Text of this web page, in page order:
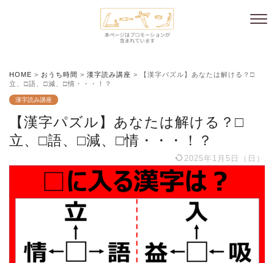
HOME > おうち時間 > 漢字読み講座 >
【漢字パズル】あなたは解ける？□
立、□語、□減、□情・・・！？
漢字読み講座
【漢字パズル】あなたは解ける？□
立、□語、□減、□情・・・！？
2025年1月5日（日）